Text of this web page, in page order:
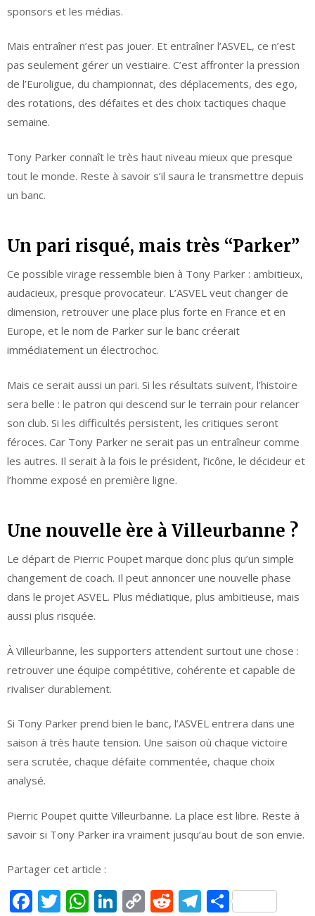
sponsors et les médias.
Mais entraîner n’est pas jouer. Et entraîner l’ASVEL, ce n’est
pas seulement gérer un vestiaire. C’est affronter la pression
de l’Euroligue, du championnat, des déplacements, des ego,
des rotations, des défaites et des choix tactiques chaque
semaine.
Tony Parker connaît le très haut niveau mieux que presque
tout le monde. Reste à savoir s’il saura le transmettre depuis
un banc.
Un pari risqué, mais très “Parker”
Ce possible virage ressemble bien à Tony Parker : ambitieux,
audacieux, presque provocateur. L’ASVEL veut changer de
dimension, retrouver une place plus forte en France et en
Europe, et le nom de Parker sur le banc créerait
immédiatement un électrochoc.
Mais ce serait aussi un pari. Si les résultats suivent, l’histoire
sera belle : le patron qui descend sur le terrain pour relancer
son club. Si les difficultés persistent, les critiques seront
féroces. Car Tony Parker ne serait pas un entraîneur comme
les autres. Il serait à la fois le président, l’icône, le décideur et
l’homme exposé en première ligne.
Une nouvelle ère à Villeurbanne ?
Le départ de Pierric Poupet marque donc plus qu’un simple
changement de coach. Il peut annoncer une nouvelle phase
dans le projet ASVEL. Plus médiatique, plus ambitieuse, mais
aussi plus risquée.
À Villeurbanne, les supporters attendent surtout une chose :
retrouver une équipe compétitive, cohérente et capable de
rivaliser durablement.
Si Tony Parker prend bien le banc, l’ASVEL entrera dans une
saison à très haute tension. Une saison où chaque victoire
sera scrutée, chaque défaite commentée, chaque choix
analysé.
Pierric Poupet quitte Villeurbanne. La place est libre. Reste à
savoir si Tony Parker ira vraiment jusqu’au bout de son envie.
Partager cet article :
Facebook
Twitter
WhatsApp
LinkedIn
CopyReddit
Telegram